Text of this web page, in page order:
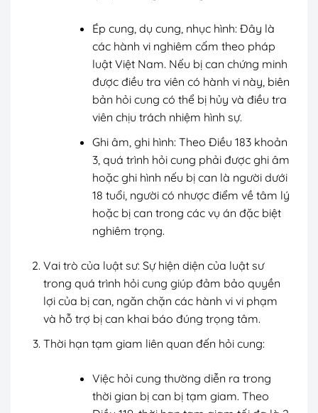
Ép cung, dụ cung, nhục hình: Đây là
các hành vi nghiêm cấm theo pháp
luật Việt Nam. Nếu bị can chứng minh
được điều tra viên có hành vi này, biên
bản hỏi cung có thể bị hủy và điều tra
viên chịu trách nhiệm hình sự.
Ghi âm, ghi hình: Theo Điều 183 khoản
3, quá trình hỏi cung phải được ghi âm
hoặc ghi hình nếu bị can là người dưới
18 tuổi, người có nhược điểm về tâm lý
hoặc bị can trong các vụ án đặc biệt
nghiêm trọng.
Vai trò của luật sư: Sự hiện diện của luật sư
trong quá trình hỏi cung giúp đảm bảo quyền
lợi của bị can, ngăn chặn các hành vi vi phạm
và hỗ trợ bị can khai báo đúng trọng tâm.
Thời hạn tạm giam liên quan đến hỏi cung:
Việc hỏi cung thường diễn ra trong
thời gian bị can bị tạm giam. Theo